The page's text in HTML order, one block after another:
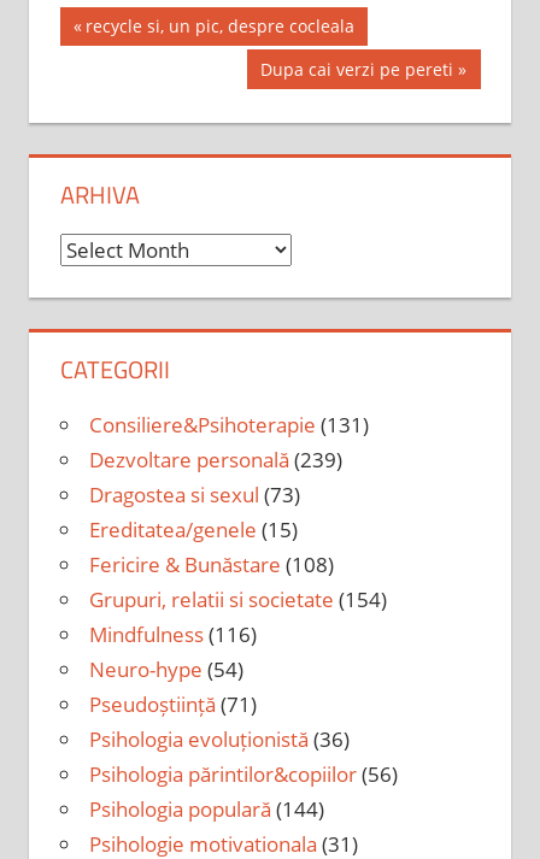
Post
Previous
Post:
recycle si, un pic, despre cocleala
Next
Post:
Dupa cai verzi pe pereti
ARHIVA
Arhiva
CATEGORII
Consiliere&Psihoterapie (131)
Dezvoltare personală (239)
Dragostea si sexul (73)
Ereditatea/genele (15)
Fericire & Bunăstare (108)
Grupuri, relatii si societate (154)
Mindfulness(116)
Neuro-hype (54)
Pseudoștiință (71)
Psihologia evoluționistă (36)
Psihologia părintilor&copiilor(56)
Psihologia populară (144)
Psihologie motivationala (31)